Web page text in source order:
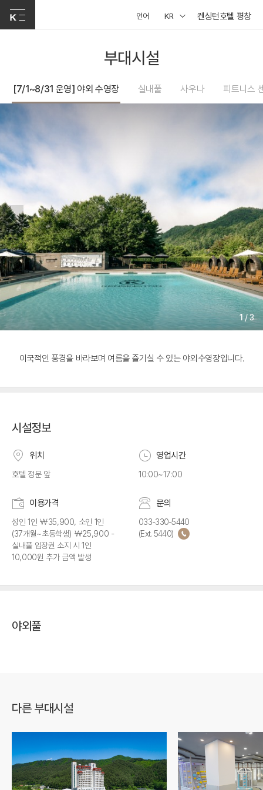
언어 KR 켄싱턴호텔 평창
부대시설
[7/1~8/31 운영] 야외 수영장 실내풀 사우나 피트니스
1 /3
이국적인 풍경을 바라보며 여름을 즐기실 수 있는 야외수영장입니다.
시설정보
위치
호텔 정문 앞
영업시간
10:00~17:00
이용가격
성인 1인 ￦35,900, 소인 1인
(37개월~초등학생) ￦25,900 -
실내풀 입장권 소지 시 1인
10,000원 추가 금액 발생
문의
033-330-5440
(Ext. 5440)
야외풀
다른 부대시설